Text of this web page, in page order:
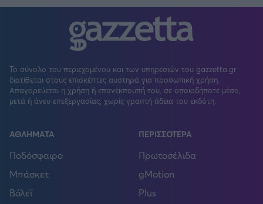
Το σύνολο του περιεχομένου και των υπηρεσιών του gazzetta.gr
διατίθεται στους επισκέπτες αυστηρά για προσωπική χρήση.
Απαγορεύεται η χρήση ή επανεκπομπή του, σε οποιοδήποτε μέσο,
μετά ή άνευ επεξεργασίας, χωρίς γραπτή άδεια του εκδότη.
ΑΘΛΗΜΑΤΑ
Ποδόσφαιρο
Μπάσκετ
Βόλεϊ
ΠΕΡΙΣΣΟΤΕΡΑ
Πρωτοσέλιδα
gMotion
Plus